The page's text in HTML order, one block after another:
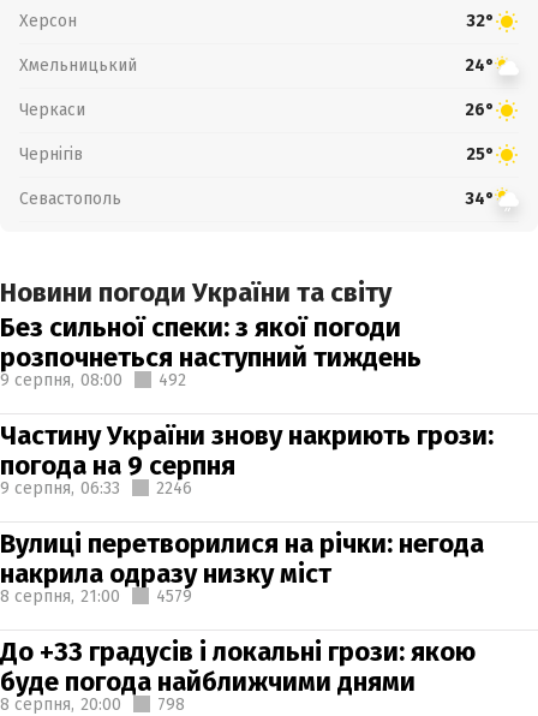
Херсон 32°
Хмельницький 24°
Черкаси 26°
Чернігів 25°
Севастополь 34°
Новини погоди України та світу
Без сильної спеки: з якої погоди
розпочнеться наступний тиждень
9 серпня, 08:00 492
Частину України знову накриють грози:
погода на 9 серпня
9 серпня, 06:33 2246
Вулиці перетворилися на річки: негода
накрила одразу низку міст
8 серпня, 21:00 4579
До +33 градусів і локальні грози: якою
буде погода найближчими днями
8 серпня, 20:00 798